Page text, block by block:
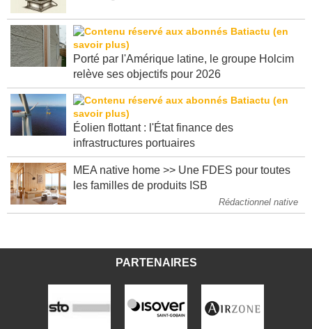
Porté par l'Amérique latine, le groupe Holcim
Éolien flottant : l'État finance des
MEA native home >> Une FDES pour toutes
Rédactionnel native